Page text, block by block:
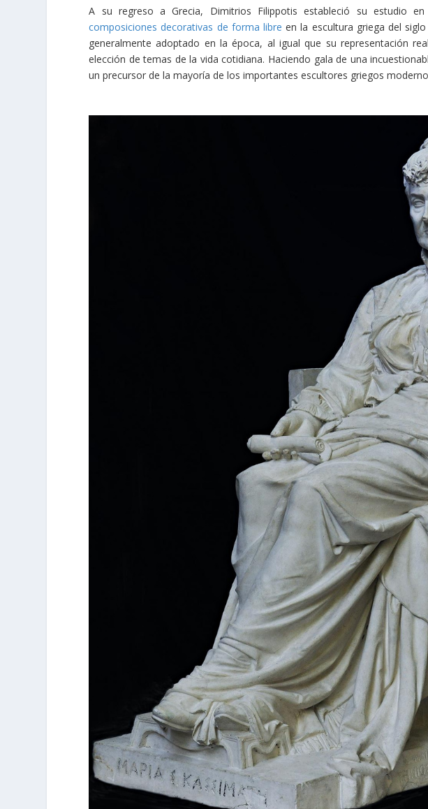
A su regreso a Grecia, Dimitrios Filippotis estableció su estudio en
composiciones decorativas de forma libre en la escultura griega del
generalmente adoptado en la época, al igual que su representación
elección de temas de la vida cotidiana. Haciendo gala de una
un precursor de la mayoría de los importantes escultores griegos